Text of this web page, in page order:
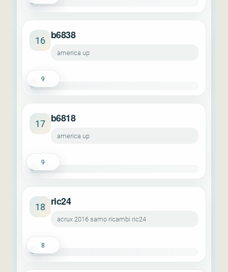
16 b6838
america up
9
17 b6818
america up
9
18 ric24
acrux 2016 samo ricambi ric24
8